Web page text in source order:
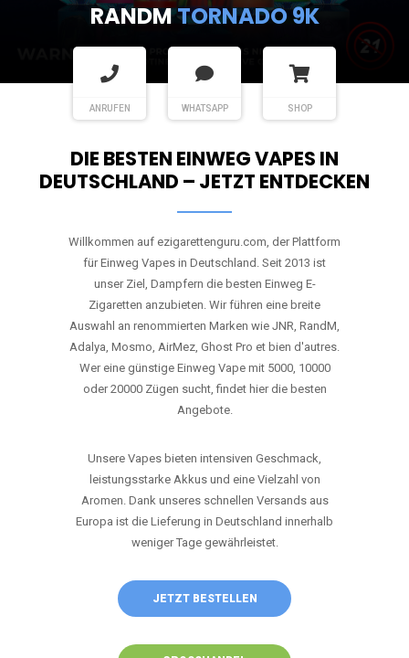
RANDMTORNADO 9K
ANRUFEN WHATSAPP SHOP
DIE BESTEN EINWEG VAPES IN
DEUTSCHLAND – JETZT ENTDECKEN
Willkommen auf ezigarettenguru.com, der Plattform
für Einweg Vapes in Deutschland. Seit 2013 ist
unser Ziel, Dampfern die besten Einweg E-
Zigaretten anzubieten. Wir führen eine breite
Auswahl an renommierten Marken wie JNR, RandM,
Adalya, Mosmo, AirMez, Ghost Pro et bien d'autres.
Wer eine günstige Einweg Vape mit 5000, 10000
oder 20000 Zügen sucht, findet hier die besten
Angebote.
Unsere Vapes bieten intensiven Geschmack,
leistungsstarke Akkus und eine Vielzahl von
Aromen. Dank unseres schnellen Versands aus
Europa ist die Lieferung in Deutschland innerhalb
weniger Tage gewährleistet.
JETZT BESTELLEN